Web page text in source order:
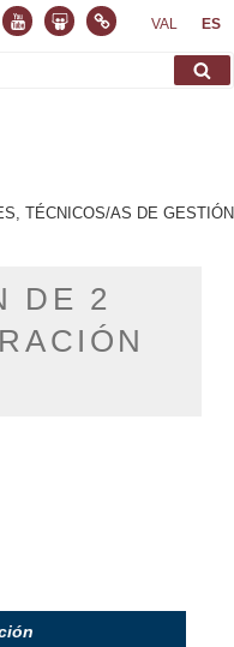
YoutubeSlideshare
NormasVAL ES
TÉCNICOS/AS DE GESTIÓN
DE 2